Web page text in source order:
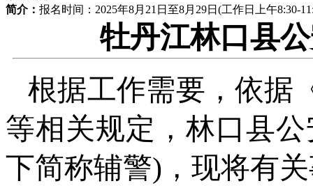
简介： 报名时间：2025年8月21日至8月29日(工作日上午8:30-
牡丹江林口县
根据工作需要，依据
等相关规定，林口县
下简称辅警)，现将有